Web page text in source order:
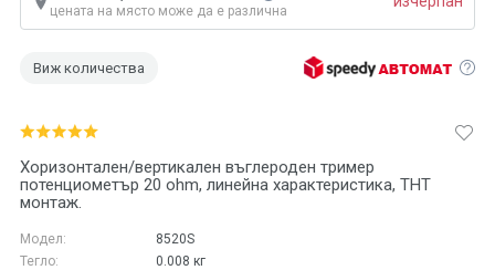
Хоризонтален/вертикален въглероден тример
потенциометър 20 ohm, линейна характеристика, THT
монтаж.
Модел:
8520S
Тегло:
0.008 кг
цената на място може да е различна
Виж количества